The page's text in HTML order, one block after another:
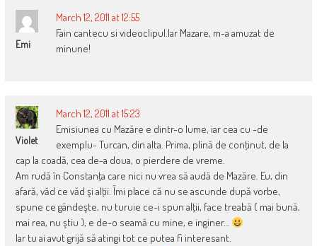
Emi
March 12, 2011 at 12:55
Fain cantecu si videoclipul.Iar Mazare, m-a amuzat de
minune!
Violet
March 12, 2011 at 15:23
Emisiunea cu Mazăre e dintr-o lume, iar cea cu -de
exemplu- Turcan, din alta. Prima, plină de conţinut, de la
cap la coadă, cea de-a doua, o pierdere de vreme.
Am rudă în Constanţa care nici nu vrea să audă de Mazăre. Eu, din
afară, văd ce văd şi alţii. Îmi place că nu se ascunde după vorbe,
spune ce gândeşte, nu turuie ce-i spun alţii, face treabă ( mai bună,
mai rea, nu ştiu ), e de-o seamă cu mine, e inginer…
Iar tu ai avut grijă să atingi tot ce putea fi interesant.